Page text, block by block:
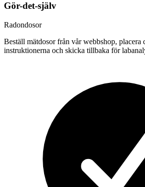
Gör-det-själv
Radondosor
Beställ mätdosor från vår webbshop, placera
instruktionerna och skicka tillbaka för